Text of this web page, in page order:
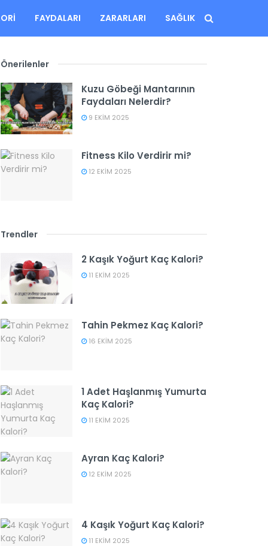
FAYDALARI ZARARLARI SAĞLIK
Önerilenler
Kuzu Göbeği Mantarının
Faydaları Nelerdir?
9 EKIM 2025
Fitness Kilo Verdirir mi?
12 EKIM 2025
Trendler
2 Kaşık Yoğurt Kaç Kalori?
11 EKIM 2025
Tahin Pekmez Kaç Kalori?
16 EKIM 2025
1 Adet Haşlanmış Yumurta
Kaç Kalori?
11 EKIM 2025
Ayran Kaç Kalori?
12 EKIM 2025
4 Kaşık Yoğurt Kaç Kalori?
11 EKIM 2025